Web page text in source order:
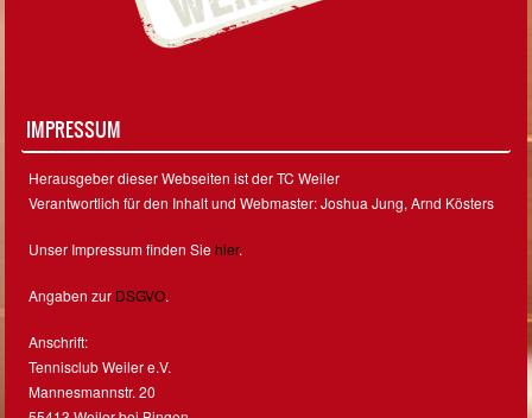
IMPRESSUM
Herausgeber dieser Webseiten ist der TC Weiler
Verantwortlich für den Inhalt und Webmaster: Joshua Jung, Arnd Kösters
Unser Impressum finden Siehier.
Angaben zur DSGVO.
Anschrift:
Tennisclub Weiler e.V.
Mannesmannstr. 20